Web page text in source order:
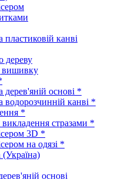
канві
дереву
вишивку
основі *
канві *
*
стразами *
3D *
на одязі *
основі